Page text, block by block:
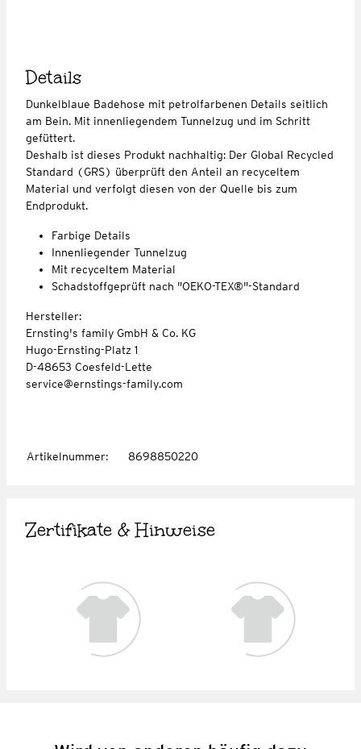
Details
Dunkelblaue Badehose mit petrolfarbenen Details seitlich
am Bein. Mit innenliegendem Tunnelzug und im Schritt
gefüttert.
Deshalb ist dieses Produkt nachhaltig: Der Global Recycled
Standard (GRS) überprüft den Anteil an recyceltem
Material und verfolgt diesen von der Quelle bis zum
Endprodukt.
Farbige Details
Innenliegender Tunnelzug
Mit recyceltem Material
Schadstoffgeprüft nach "OEKO-TEX®"-Standard
Hersteller:
Ernsting's family GmbH & Co. KG
Hugo-Ernsting-Platz 1
D-48653 Coesfeld-Lette
service@ernstings-family.com
Artikelnummer: 8698850220
Zertifikate & Hinweise